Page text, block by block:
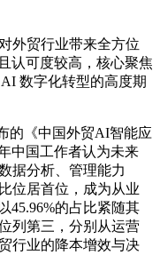
对外贸行业带来全方位
认可度较高，核心聚焦
AI 数字化转型的高度期
的 《中国外贸AI智能应
中国工作者认为未来
据分析、管理能力
位居首位，成为从业
45.96%的占比紧随其
列第三，分别从运营
行业的降本增效与决